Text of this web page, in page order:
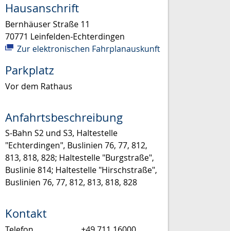
Hausanschrift
Bernhäuser Straße 11
70771 Leinfelden-Echterdingen
Zur elektronischen Fahrplanauskunft
Parkplatz
Vor dem Rathaus
Anfahrtsbeschreibung
S-Bahn S2 und S3, Haltestelle
"Echterdingen", Buslinien 76, 77, 812,
813, 818, 828; Haltestelle "Burgstraße",
Buslinie 814; Haltestelle "Hirschstraße",
Buslinien 76, 77, 812, 813, 818, 828
Kontakt